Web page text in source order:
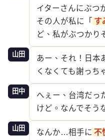
イターさんにぶつ
その人が私に「 す
ど、私がぶつかり
山田
あー、それ！日本
くなくても謝っち
田中
へぇー、台湾だっ
けど。なんでそう
山田 なんか…相手に 不